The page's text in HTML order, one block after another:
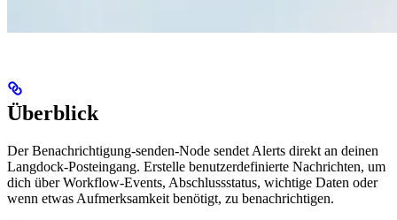
Überblick
Der Benachrichtigung-senden-Node sendet Alerts direkt an deinen
Langdock-Posteingang. Erstelle benutzerdefinierte Nachrichten, um
dich über Workflow-Events, Abschlussstatus, wichtige Daten oder
wenn etwas Aufmerksamkeit benötigt, zu benachrichtigen.